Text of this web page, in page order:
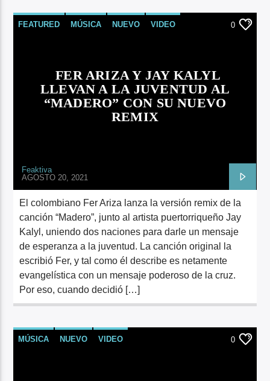
FEATURED MÚSICA NUEVO VIDEO 0
FER ARIZA Y JAY KALYL
LLEVAN A LA JUVENTUD AL
“MADERO” CON SU NUEVO
REMIX
Feaktiva
AGOSTO 20, 2021
El colombiano Fer Ariza lanza la versión remix de la
canción “Madero”, junto al artista puertorriqueño Jay
Kalyl, uniendo dos naciones para darle un mensaje
de esperanza a la juventud. La canción original la
escribió Fer, y tal como él describe es netamente
evangelística con un mensaje poderoso de la cruz.
Por eso, cuando decidió […]
MÚSICA NUEVO VIDEO 0